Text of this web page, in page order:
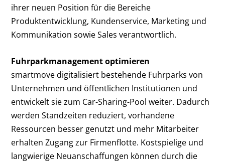
ihrer neuen Position für die Bereiche
Produktentwicklung, Kundenservice, Marketing und
Kommunikation sowie Sales verantwortlich.
Fuhrparkmanagement optimieren
smartmove digitalisiert bestehende Fuhrparks von
Unternehmen und öffentlichen Institutionen und
entwickelt sie zum Car-Sharing-Pool weiter. Dadurch
werden Standzeiten reduziert, vorhandene
Ressourcen besser genutzt und mehr Mitarbeiter
erhalten Zugang zur Firmenflotte. Kostspielige und
langwierige Neuanschaffungen können durch die